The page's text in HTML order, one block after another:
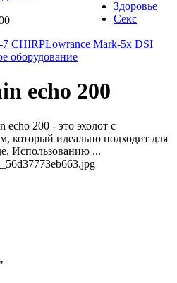
Здоровье
Секс
7 CHIRPLowrance Mark-5x DSI
оборудование
echo 200
200 - это эхолот с
который идеально подходит для
Использованию ...